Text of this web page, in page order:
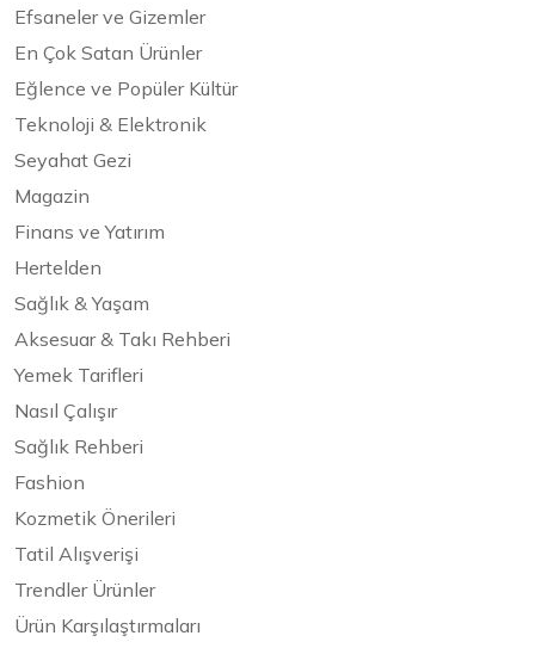
Efsaneler ve Gizemler
En Çok Satan Ürünler
Eğlence ve Popüler Kültür
Teknoloji & Elektronik
Seyahat Gezi
Magazin
Finans ve Yatırım
Hertelden
Sağlık & Yaşam
Aksesuar & Takı Rehberi
Yemek Tarifleri
Nasıl Çalışır
Sağlık Rehberi
Fashion
Kozmetik Önerileri
Tatil Alışverişi
Trendler Ürünler
Ürün Karşılaştırmaları